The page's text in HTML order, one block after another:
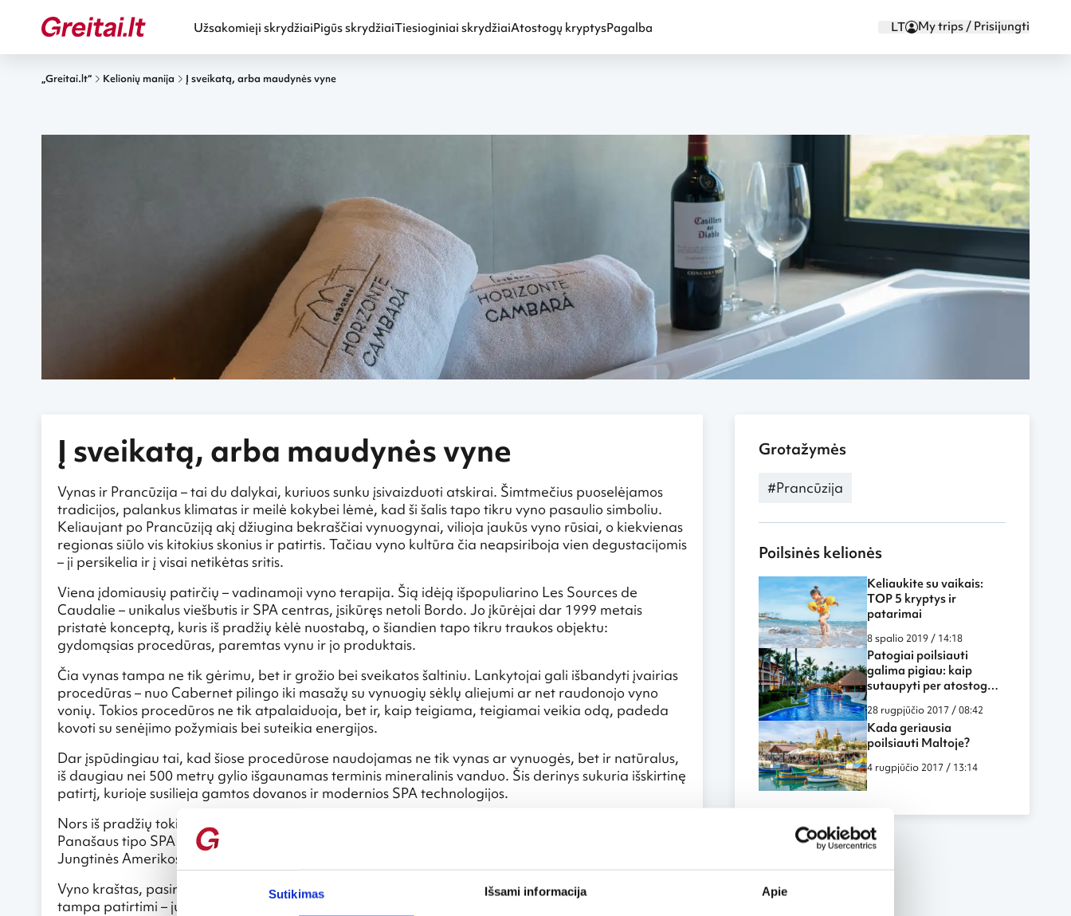
Sutikimas Išsami informacija Apie
Užsakomieji skrydžiaiPigūs skrydžiaiTiesioginiai skrydžiaiAtostogų kryptysPagalba LT My trips / Prisijungti
„Greitai.lt“ Kelionių manija Į sveikatą, arba maudynės vyne
Į sveikatą, arba maudynės vyne
Vynas ir Prancūzija – tai du dalykai, kuriuos sunku įsivaizduoti atskirai. Šimtmečius puoselėjamos
tradicijos, palankus klimatas ir meilė kokybei lėmė, kad ši šalis tapo tikru vyno pasaulio simboliu.
Keliaujant po Prancūziją akį džiugina bekraščiai vynuogynai, vilioja jaukūs vyno rūsiai, o kiekvienas
regionas siūlo vis kitokius skonius ir patirtis. Tačiau vyno kultūra čia neapsiriboja vien degustacijomis
– ji persikelia ir į visai netikėtas sritis.
Viena įdomiausių patirčių – vadinamoji vyno terapija. Šią idėją išpopuliarino Les Sources de
Caudalie – unikalus viešbutis ir SPA centras, įsikūręs netoli Bordo. Jo įkūrėjai dar 1999 metais
pristatė konceptą, kuris iš pradžių kėlė nuostabą, o šiandien tapo tikru traukos objektu:
gydomąsias procedūras, paremtas vynu ir jo produktais.
Čia vynas tampa ne tik gėrimu, bet ir grožio bei sveikatos šaltiniu. Lankytojai gali išbandyti įvairias
procedūras – nuo Cabernet pilingo iki masažų su vynuogių sėklų aliejumi ar net raudonojo vyno
vonių. Tokios procedūros ne tik atpalaiduoja, bet ir, kaip teigiama, teigiamai veikia odą, padeda
kovoti su senėjimo požymiais bei suteikia energijos.
Dar įspūdingiau tai, kad šiose procedūrose naudojamas ne tik vynas ar vynuogės, bet ir natūralus,
iš daugiau nei 500 metrų gylio išgaunamas terminis mineralinis vanduo. Šis derinys sukuria išskirtinę
patirtį, kurioje susilieja gamtos dovanos ir modernios SPA technologijos.
Nors iš pradžių tokia idėja atrodė gana neįprasta, šiandien vyno terapija sparčiai išpopuliarėjo.
Panašaus tipo SPA centrai jau veikia ne tik Prancūzijoje, bet ir kitose šalyse – Ispanija, Turkija,
Jungtinės Amerikos Valstijos ar Brazilija.
Vyno kraštas, pasirodo, gali pasiūlyti kur kas daugiau nei taurę gero gėrimo. Tai vieta, kur vynas
tampa patirtimi – juntama ne tik skoniu, bet ir per pojūčius, atsipalaidavimą bei naujus atradimus.
Grotažymės
#Prancūzija
Poilsinės kelionės
Keliaukite su vaikais:
TOP 5 kryptys ir
patarimai
8 spalio 2019 / 14:18
Patogiai poilsiauti
galima pigiau: kaip
sutaupyti per atostogas
28 rugpjūčio 2017 / 08:42
Kada geriausia
poilsiauti Maltoje?
4 rugpjūčio 2017 / 13:14